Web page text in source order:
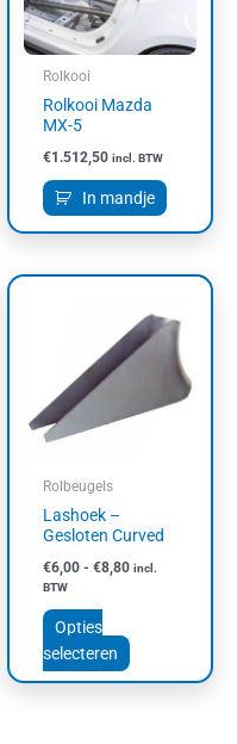
Rolkooi
Rolkooi Mazda
MX-5
€1.512,50 incl. BTW
In mandje
Rolbeugels
Lashoek –
Gesloten Curved
€6,00 - €8,80
tot
€8,80
incl.
BTW
Opties
selecteren
product
heeft
meerdere
variaties.
Deze
worden
de